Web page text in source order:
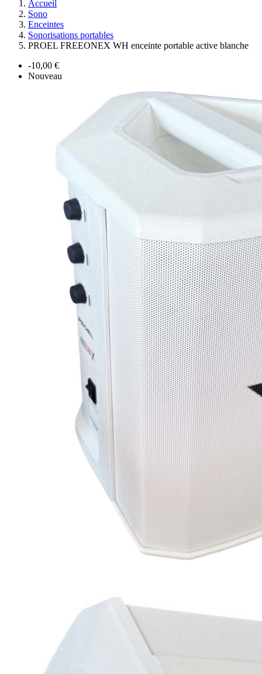
Accueil
Sono
Enceintes
Sonorisations portables
PROEL FREEONEX WH enceinte portable active blanche
-10,00 €
Nouveau